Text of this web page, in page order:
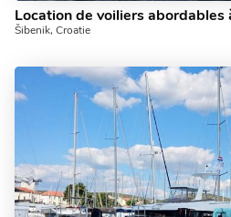
Location de voiliers abordables
Šibenik, Croatie